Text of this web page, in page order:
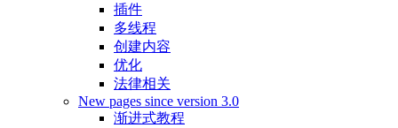
插件
多线程
创建内容
优化
法律相关
New pages since version 3.0
渐进式教程